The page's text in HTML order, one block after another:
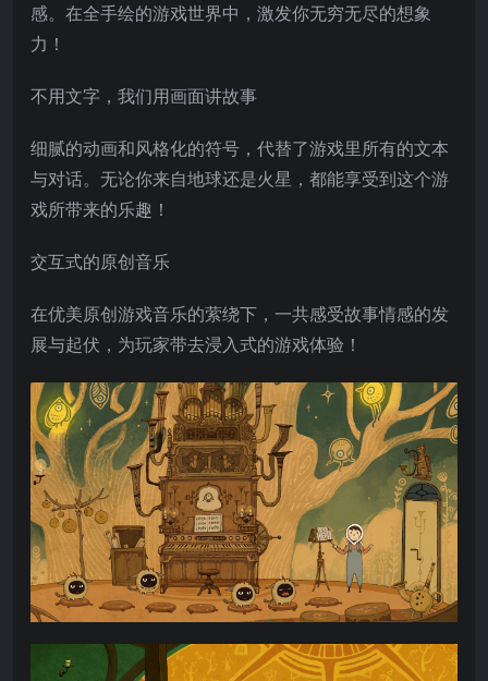
感。在全手绘的游戏世界中，激发你无穷无尽的想象
力！
不用文字，我们用画面讲故事
细腻的动画和风格化的符号，代替了游戏里所有的文本
与对话。无论你来自地球还是火星，都能享受到这个游
戏所带来的乐趣！
交互式的原创音乐
在优美原创游戏音乐的萦绕下，一共感受故事情感的发
展与起伏，为玩家带去浸入式的游戏体验！